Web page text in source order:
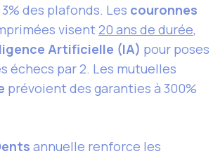
des plafonds. Les couronnes
visent20 ans de durée,
Artificielle (IA) pour poses
échecs par 2. Les mutuelles
prévoient des garanties à 300%
annuelle renforce les